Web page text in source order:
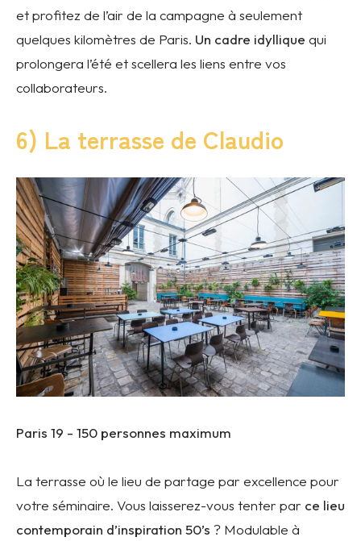
et profitez de l’air de la campagne à seulement
quelques kilomètres de Paris. Un cadre idyllique qui
prolongera l’été et scellera les liens entre vos
collaborateurs.
6) La terrasse de Claudio
Paris 19 - 150 personnes maximum
La terrasse où le lieu de partage par excellence pour
votre séminaire. Vous laisserez-vous tenter par ce lieu
contemporain d’inspiration 50’s ? Modulable à